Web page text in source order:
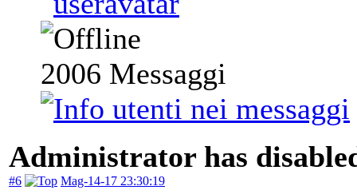
2006 Messaggi
Administrator has
#6 Mag-14-17 23:30:19